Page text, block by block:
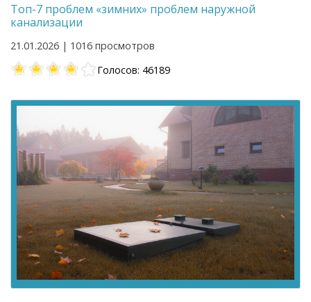
Топ-7 проблем «зимних» проблем наружной
канализации
21.01.2026 | 1016 просмотров
Голосов: 46189